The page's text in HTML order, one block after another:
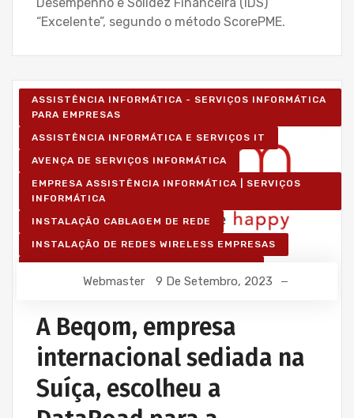
“Excelente”, segundo o método ScorePME.
ASSISTÊNCIA INFORMÁTICA - SERVIÇOS INFORMÁTICA
PARA EMPRESAS
ASSISTÊNCIA INFORMÁTICA E SERVIÇOS IT
AVENÇA DE SERVIÇOS INFORMÁTICA
EMPRESA ASSISTÊNCIA INFORMÁTICA | SERVIÇOS
INFORMÁTICA
INSTALAÇÃO CABLAGEM DE REDE
INSTALAÇÃO DE REDES WIRELESS EMPRESAS
Webmaster 9 De Setembro, 2023
A Beqom, empresa
internacional sediada na
Suíça, escolheu a